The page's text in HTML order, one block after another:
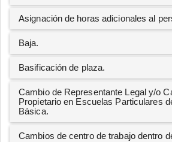
Asignación de horas adicionales al
Baja.
Basificación de plaza.
Cambio de Representante Legal y/o
Propietario en Escuelas Particulares
Básica.
Cambios de centro de trabajo dentro